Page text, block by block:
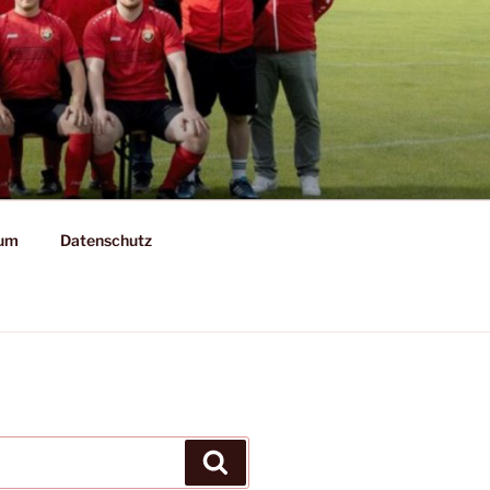
Datenschutz